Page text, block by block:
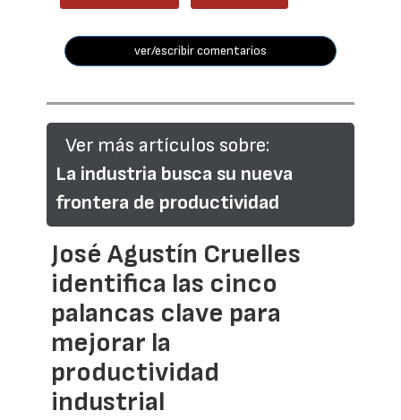
ver/escribir comentarios
Ver más artículos sobre:
La industria busca su nueva
frontera de productividad
José Agustín Cruelles
identifica las cinco
palancas clave para
mejorar la
productividad
industrial